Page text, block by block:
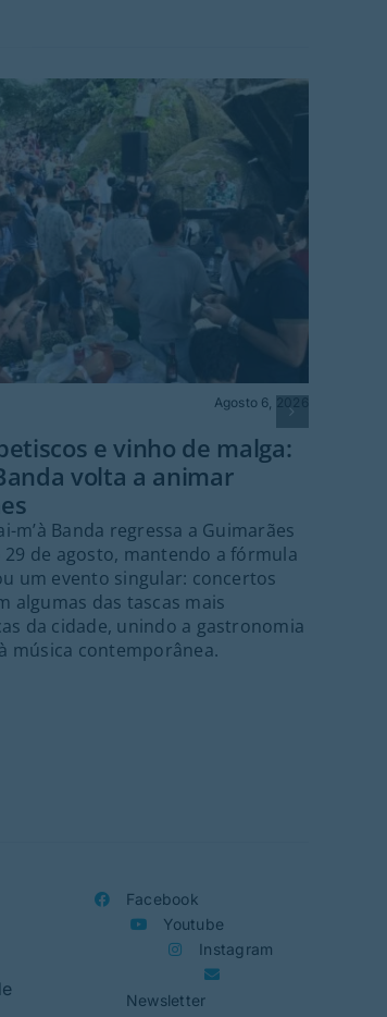
Agosto 6, 2026
e vinho de malga:
volta a animar
m’à Banda regressa a Guimarães
de agosto, mantendo a fórmula
um evento singular: concertos
algumas das tascas mais
da cidade, unindo a gastronomia
música contemporânea.
Facebook
Youtube
Instagram
Newsletter